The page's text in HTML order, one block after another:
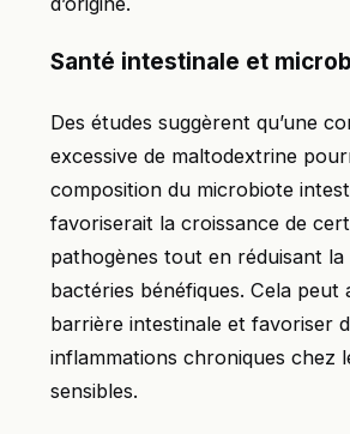
Santé intestinale et
Des études suggèrent qu’une
excessive de maltodextrine
composition du microbiote
favoriserait la croissance de
pathogènes tout en réduisant la
bactéries bénéfiques. Cela peut
barrière intestinale et favoriser
inflammations chroniques chez
sensibles.